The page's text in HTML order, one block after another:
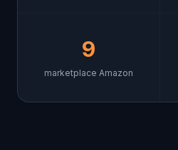
9
marketplace Amazon